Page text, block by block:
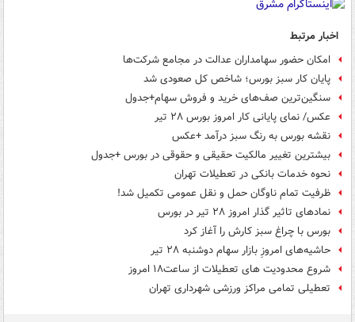
اخبار مرتبط
امکان حضور سهامداران عدالت در مجامع شرکت‌ها
پایان کار سبز بورس؛ شاخص کل صعودی شد
سنگین‌ترین صف‌های خرید و فروش سهام+جدول
عکس/ نمای پایانی کار امروز بورس ۲۸ تیر
نقشه بورس به رنگ سبز درآمد +عکس
بیشترین تغییر مالکیت حقیقی و حقوقی در بورس +جدول
نحوه خدمات بانکی در تعطیلات تهران
ظرفیت تمام ناوگان حمل و نقل عمومی تکمیل شد!
نمادهای تاثیر گذار امروز ۲۸ تیر در بورس
بورس با چراغ سبز کارش را آغاز کرد
حاشیه‌های امروزِ بازار سهام دوشنبه ۲۸ تیر
شروع محدودیت های تعطیلات از ساعت۱۸ امروز
تعطیلی تمامی مراکز ورزشی شهرداری تهران